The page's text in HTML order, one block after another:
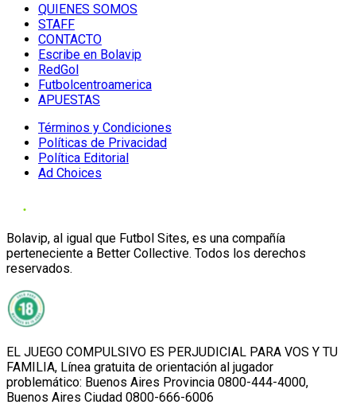
QUIENES SOMOS
STAFF
CONTACTO
Escribe en Bolavip
RedGol
Futbolcentroamerica
APUESTAS
Términos y Condiciones
Políticas de Privacidad
Política Editorial
Ad Choices
Bolavip, al igual que Futbol Sites, es una compañía
perteneciente a Better Collective. Todos los derechos
reservados.
EL JUEGO COMPULSIVO ES PERJUDICIAL PARA VOS Y TU
FAMILIA, Línea gratuita de orientación al jugador
problemático: Buenos Aires Provincia 0800-444-4000,
Buenos Aires Ciudad 0800-666-6006